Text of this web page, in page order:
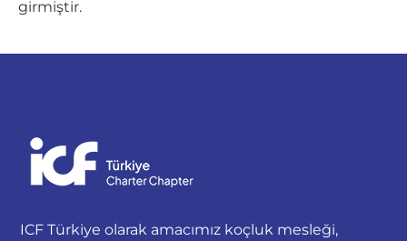
girmiştir.
ICF Türkiye olarak amacımız koçluk mesleği,